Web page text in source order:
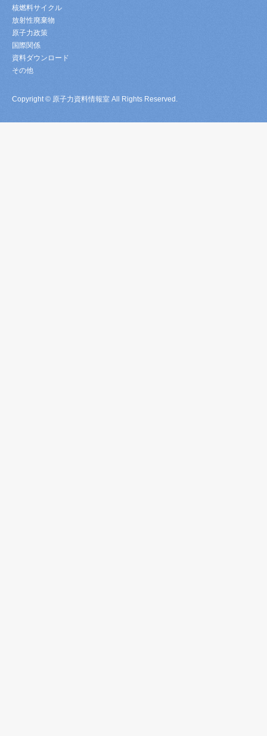
核燃料サイクル
放射性廃棄物
原子力政策
国際関係
資料ダウンロード
その他
Copyright © 原子力資料情報室 All Rights Reserved.